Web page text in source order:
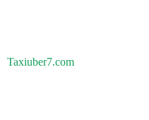
Taxiuber7.com